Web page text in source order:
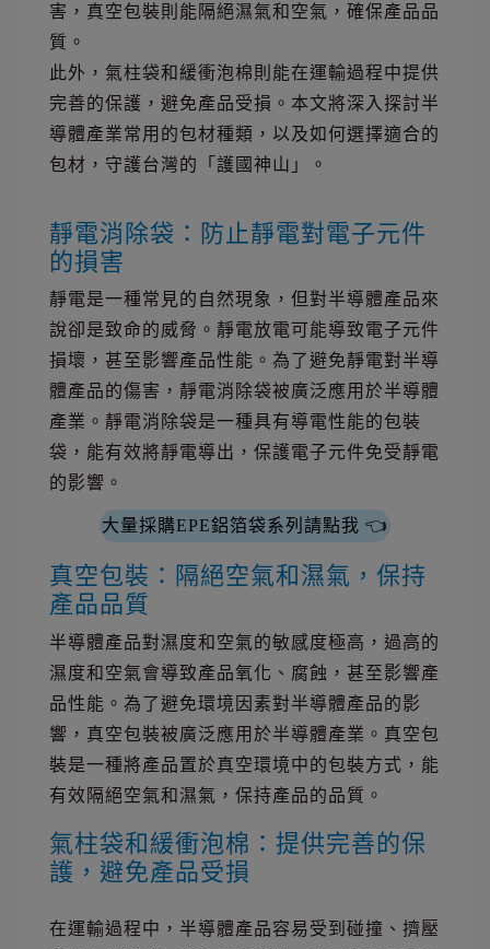
害，真空包裝則能隔絕濕氣和空氣，確保產品品
質。
此外，氣柱袋和緩衝泡棉則能在運輸過程中提供
完善的保護，避免產品受損。本文將深入探討半
導體產業常用的包材種類，以及如何選擇適合的
包材，守護台灣的「護國神山」。
靜電消除袋：防止靜電對電子元件
的損害
靜電是一種常見的自然現象，但對半導體產品來
說卻是致命的威脅。靜電放電可能導致電子元件
損壞，甚至影響產品性能。為了避免靜電對半導
體產品的傷害，靜電消除袋被廣泛應用於半導體
產業。靜電消除袋是一種具有導電性能的包裝
袋，能有效將靜電導出，保護電子元件免受靜電
的影響。
大量採購EPE鋁箔袋系列請點我 👈
真空包裝：隔絕空氣和濕氣，保持
產品品質
半導體產品對濕度和空氣的敏感度極高，過高的
濕度和空氣會導致產品氧化、腐蝕，甚至影響產
品性能。為了避免環境因素對半導體產品的影
響，真空包裝被廣泛應用於半導體產業。真空包
裝是一種將產品置於真空環境中的包裝方式，能
有效隔絕空氣和濕氣，保持產品的品質。
氣柱袋和緩衝泡棉：提供完善的保
護，避免產品受損
在運輸過程中，半導體產品容易受到碰撞、擠壓